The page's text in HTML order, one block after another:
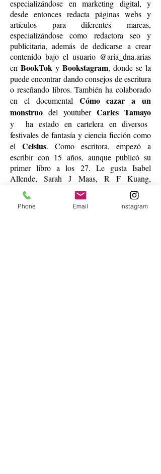
especializándose en marketing digital, y
desde entonces redacta páginas webs y
artículos para diferentes marcas,
especializándose como redactora seo y
publicitaria, además de dedicarse a crear
contenido bajo el usuario @aria_dna.arias
en BookTok y Bookstagram, donde se la
puede encontrar dando consejos de escritura
o reseñando libros. También ha colaborado
en el documental Cómo cazar a un
monstruo del youtuber Carles Tamayo
y
ha estado en cartelera en diversos
festivales de fantasía y ciencia ficción como
el Celsius. Como escritora, empezó a
escribir con 15 años, aunque publicó su
primer libro a los 27. Le gusta Isabel
Allende, Sarah J Maas, R F Kuang,
Brandon Sanderson, Tolkien, etc… Ahora
ha entrado en la agencia de representación
literaria
“Editabundo”
, que está ya
Phone Email Instagram